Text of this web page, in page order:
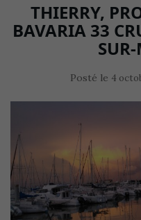
THIERRY,
BAVARIA 33
Posté le 4